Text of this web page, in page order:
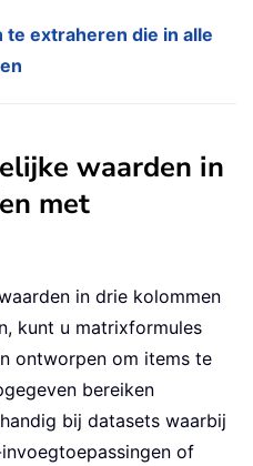
extraheren die in alle
waarden in
met
in drie kolommen
kunt u matrixformules
ontworpen om items te
bereiken
bij datasets waarbij
of